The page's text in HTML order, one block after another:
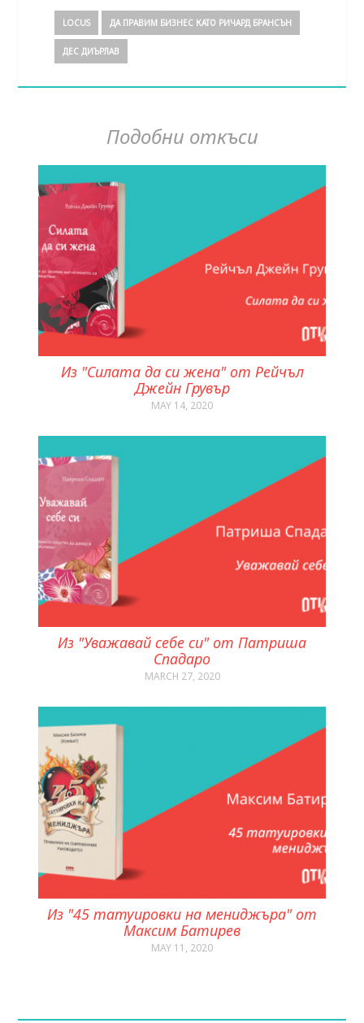
LOCUS ДА ПРАВИМ БИЗНЕС КАТО РИЧАРД БРАНСЪН
ДЕС ДИЪРЛАВ
Подобни откъси
Из "Силата да си жена" от Рейчъл
Джейн Грувър
MAY 14, 2020
Из "Уважавай себе си" от Патриша
Спадаро
MARCH 27, 2020
Из "45 татуировки на мениджъра" от
Максим Батирев
MAY 11, 2020